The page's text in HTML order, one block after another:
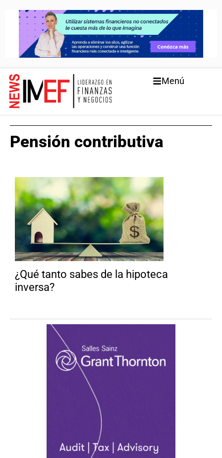
Menú
Pensión contributiva
¿Qué tanto sabes de la hipoteca
inversa?